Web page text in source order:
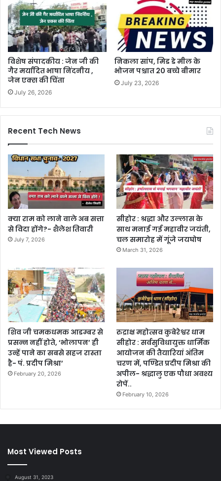
विशेष संपादकीय : जेन जी की
गैर मर्यादित भाषा निंदनीय ,
जेन एक्स की चिंता
July 26, 2026
निकला सांप, मिड डे मील के
भोजन पश्चात 20 बच्चे बीमार
July 23, 2026
Recent Tech News
क्या राम को लाने वाले अब सत्ता
से विदा होंगे?- शैलेश तिवारी
July 7, 2026
सीहोर : श्रद्धा और उल्लास के
साथ मनाई गई महावीर जयंती,
चल समारोह में गूंजे जयघोष
March 31, 2026
शिव जी चमकधमक आडम्बर से
प्रसन्न नहीं होते, ‘भोलापन’ ही
उन्हें पाने का सबसे सहज रास्ता
है- पं. प्रदीप मिश्रा’
February 20, 2026
रुद्राक्ष महोत्सव कुबेरेश्वर धाम
सीहोर : सर्वसुविधायुक्त धार्मिक
आयोजन की तैयारियां अंतिम
चरण में, पण्डित प्रदीप मिश्रा की
अपील- श्रद्धालु एक पौधा अवश्य
रोपें..
February 10, 2026
Most Viewed Posts
August 31, 2023